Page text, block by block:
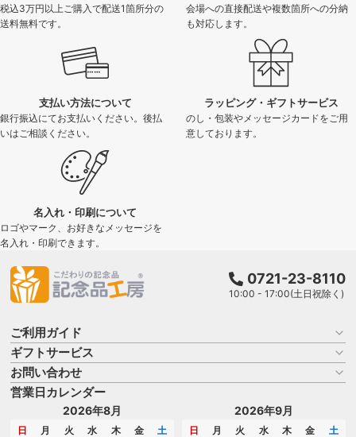
税込3万円以上ご購入で配送1箇所分の
送料無料です。
会場への直接配送や複数箇所への分納
も対応します。
支払い方法について
銀行振込にてお支払いください。後払
いはご相談ください。
ラッピング・ギフトサービス
のし・包装やメッセージカードをご用
意しております。
名入れ・印刷について
ロゴやマーク、お好きなメッセージを
名入れ・印刷できます。
0721-23-8110
10:00 - 17:00(土日祝除く)
ご利用ガイド
お買い物ガイド
よくある質問
はじめての記念品選び
記念品工房の使い方
ギフトサービス
名入れについて
のし
メッセージカード
お問い合わせ
商品選びを相談する
名入れについて相談する
カタログを請求する
営業日カレンダー
2026年8月
日 月 火 水 木 金
土
2026年9月
日 月 火 水 木 金
土